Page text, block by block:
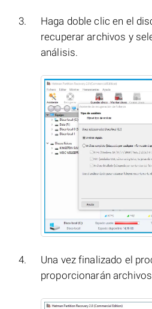
Haga doble clic en el
recuperar archivos y
análisis.
Una vez finalizado el
proporcionarán